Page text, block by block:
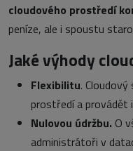
cloudového prostředí
peníze, ale i spoustu
Jaké výhody
Flexibilitu.
prostředí a provádět
Nulovou údržbu. O
administrátoři v